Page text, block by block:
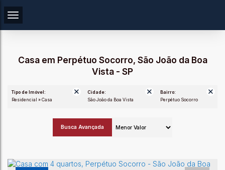
Casa em Perpétuo Socorro, São João da Boa
Vista - SP
Tipo de Imóvel:
Residencial » Casa
Cidade:
São João da Boa Vista
Bairro:
Perpétuo Socorro
Busca Avançada